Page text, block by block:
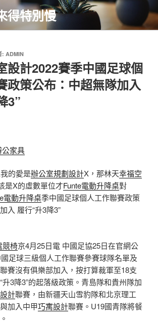
得特別慢
: ADMIN
設計2022賽季中國足球個
政策公布：中超無隊加入
3”
公家具
的愛是辦公室規劃設計X，那林天幸福空
是X的虛數單位才Funte電動升降桌對
電動升降桌季中國足球個人工作聯賽政策
入 履行“升3降3”
競椅京4月25日電 中國足協25日在官網公
足球三級個人工作聯賽參賽球隊名單及
賽沒有俱樂部加入，按打算裁軍至18支
升3降3”的起落級政策。青島隊和貴州隊加
計聯賽，由新疆天山雪豹隊和北京理工
加入中甲巧寓設計聯賽。U19國青隊將餐